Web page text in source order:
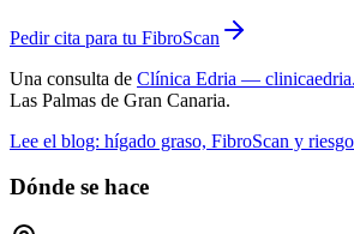
Pedir cita para tu FibroScan
Una consulta de Clínica Edria —
Las Palmas de Gran Canaria.
Lee el blog: hígado graso, FibroScan y
Dónde se hace